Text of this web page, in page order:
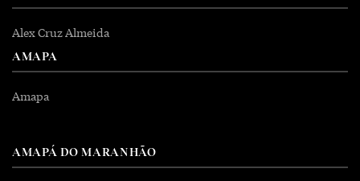
Alex Cruz Almeida
AMAPA
Amapa
AMAPÁ DO MARANHÃO